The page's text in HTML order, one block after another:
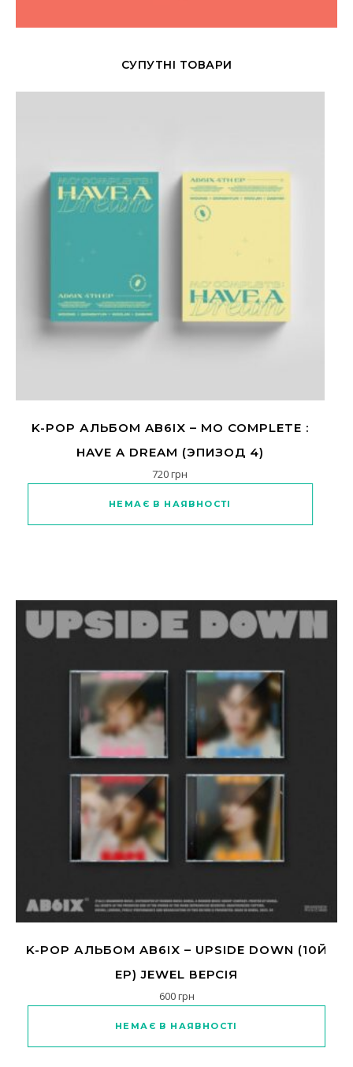
СУПУТНІ ТОВАРИ
K-POP АЛЬБОМ AB6IX – MO COMPLETE :
HAVE A DREAM (ЭПИЗОД 4)
720грн
НЕМАЄ В НАЯВНОСТІ
K-POP АЛЬБОМ AB6IX – UPSIDE DOWN (10Й
EP) JEWEL ВЕРСІЯ
600грн
НЕМАЄ В НАЯВНОСТІ